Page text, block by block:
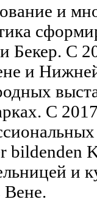
и
Бекер. С
и
С 2017
bildenden
и
Вене.